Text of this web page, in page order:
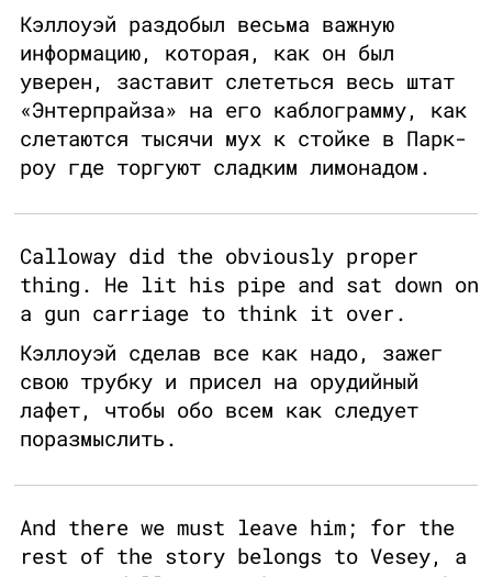
Кэллоуэй раздобыл весьма важную
информацию, которая, как он был
уверен, заставит слететься весь штат
«Энтерпрайза» на его каблограмму, как
слетаются тысячи мух к стойке в Парк-
роу где торгуют сладким лимонадом.
Calloway did the obviously proper
thing. He lit his pipe and sat down on
a gun carriage to think it over.
Кэллоуэй сделав все как надо, зажег
свою трубку и присел на орудийный
лафет, чтобы обо всем как следует
поразмыслить.
And there we must leave him; for the
rest of the story belongs to Vesey, a